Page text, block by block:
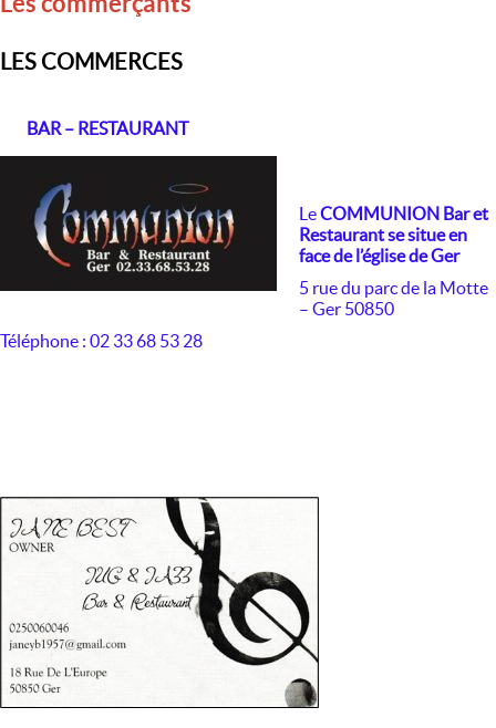
LES COMMERCES
BAR – RESTAURANT
LeCOMMUNION Bar et
Restaurantse situe en
face de l’église de Ger
5 rue du parc de la Motte
– Ger 50850
Téléphone : 02 33 68 53 28